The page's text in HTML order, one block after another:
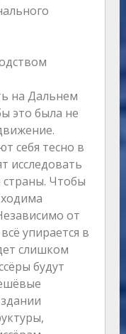
на Дальнем
это была не
себя тесно в
исследовать
Чтобы
от
упирается в
слишком
будут